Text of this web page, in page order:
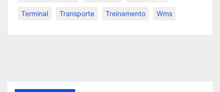
Terminal Transporte Treinamento Wms